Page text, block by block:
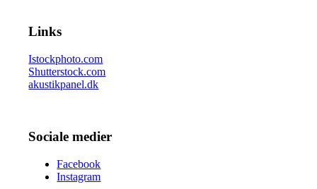
Links
Istockphoto.com
Shutterstock.com
akustikpanel.dk
Sociale medier
Facebook
Instagram